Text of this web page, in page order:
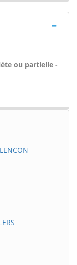
ou partielle -